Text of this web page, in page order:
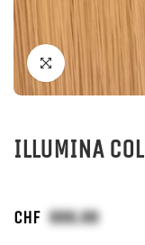
ILLUMINA
CHF